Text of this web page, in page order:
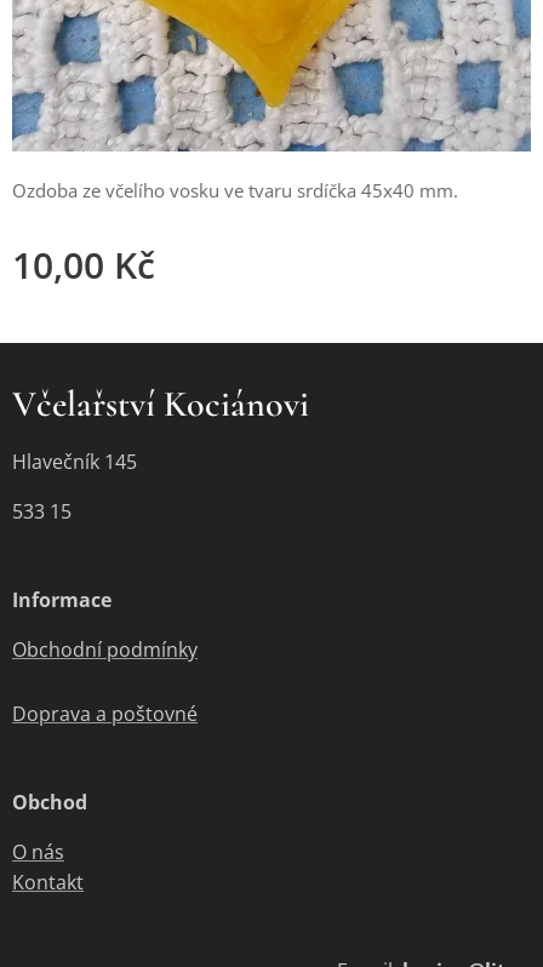
Ozdoba ze včelího vosku ve tvaru srdíčka 45x40 mm.
10,00 Kč
Včelařství Kociánovi
Hlavečník 145
533 15
Informace
Obchodní podmínky
Doprava a poštovné
Obchod
O nás
Kontakt